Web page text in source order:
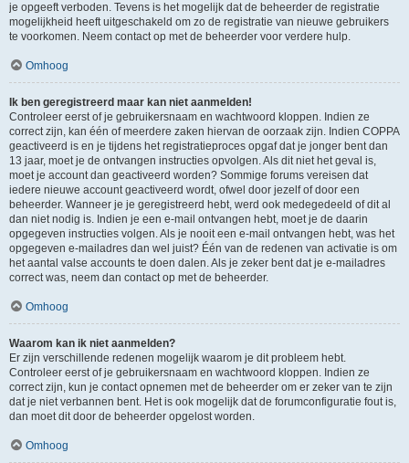
je opgeeft verboden. Tevens is het mogelijk dat de beheerder de registratie
mogelijkheid heeft uitgeschakeld om zo de registratie van nieuwe gebruikers
te voorkomen. Neem contact op met de beheerder voor verdere hulp.
Omhoog
Ik ben geregistreerd maar kan niet aanmelden!
Controleer eerst of je gebruikersnaam en wachtwoord kloppen. Indien ze
correct zijn, kan één of meerdere zaken hiervan de oorzaak zijn. Indien COPPA
geactiveerd is en je tijdens het registratieproces opgaf dat je jonger bent dan
13 jaar, moet je de ontvangen instructies opvolgen. Als dit niet het geval is,
moet je account dan geactiveerd worden? Sommige forums vereisen dat
iedere nieuwe account geactiveerd wordt, ofwel door jezelf of door een
beheerder. Wanneer je je geregistreerd hebt, werd ook medegedeeld of dit al
dan niet nodig is. Indien je een e-mail ontvangen hebt, moet je de daarin
opgegeven instructies volgen. Als je nooit een e-mail ontvangen hebt, was het
opgegeven e-mailadres dan wel juist? Één van de redenen van activatie is om
het aantal valse accounts te doen dalen. Als je zeker bent dat je e-mailadres
correct was, neem dan contact op met de beheerder.
Omhoog
Waarom kan ik niet aanmelden?
Er zijn verschillende redenen mogelijk waarom je dit probleem hebt.
Controleer eerst of je gebruikersnaam en wachtwoord kloppen. Indien ze
correct zijn, kun je contact opnemen met de beheerder om er zeker van te zijn
dat je niet verbannen bent. Het is ook mogelijk dat de forumconfiguratie fout is,
dan moet dit door de beheerder opgelost worden.
Omhoog